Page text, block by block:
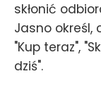
skłonić
Jasno określ,
"Kup teraz",
dziś".